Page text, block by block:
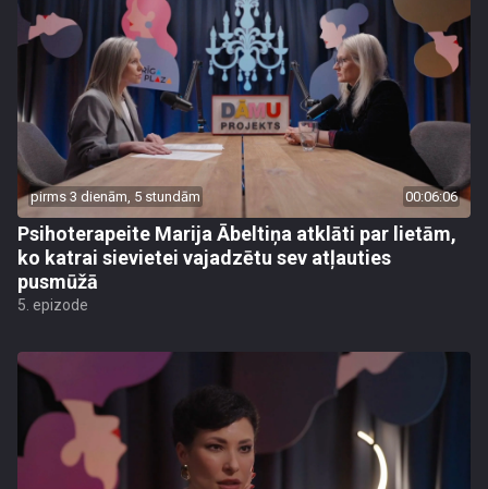
pirms 3 dienām, 5 stundām 00:06:06
Psihoterapeite Marija Ābeltiņa atklāti par lietām,
ko katrai sievietei vajadzētu sev atļauties
pusmūžā
5. epizode